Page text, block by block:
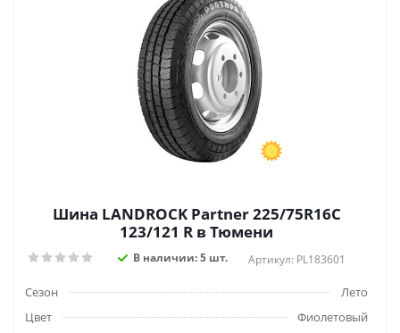
Шина LANDROCK Partner 225/75R16C
123/121 R в Тюмени
В наличии: 5 шт. Артикул: PL183601
Сезон
Лето
Цвет
Фиолетовый